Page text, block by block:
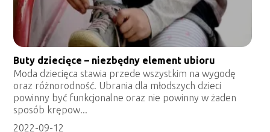
Buty dziecięce – niezbędny element ubioru
Moda dziecięca stawia przede wszystkim na wygodę
oraz różnorodność. Ubrania dla młodszych dzieci
powinny być funkcjonalne oraz nie powinny w żaden
sposób krępow...
2022-09-12